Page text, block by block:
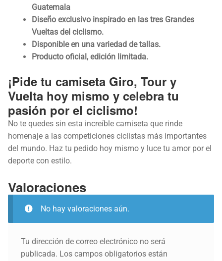
Guatemala
Diseño exclusivo inspirado en las tres Grandes
Vueltas del ciclismo.
Disponible en una variedad de tallas.
Producto oficial, edición limitada.
¡Pide tu camiseta Giro, Tour y
Vuelta hoy mismo y celebra tu
pasión por el ciclismo!
No te quedes sin esta increíble camiseta que rinde
homenaje a las competiciones ciclistas más importantes
del mundo. Haz tu pedido hoy mismo y luce tu amor por el
deporte con estilo.
Valoraciones
No hay valoraciones aún.
Tu dirección de correo electrónico no será
publicada. Los campos obligatorios están